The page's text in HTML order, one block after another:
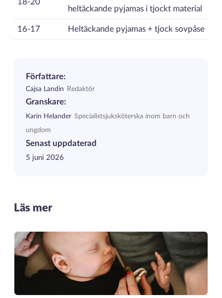
18-20
heltäckande pyjamas i tjockt material
16-17 Heltäckande pyjamas + tjock sovpåse
Författare:
Cajsa Landin Redaktör
Granskare:
Karin Helander Specialistsjuksköterska inom barn och
ungdom
Senast uppdaterad
5 juni 2026
Läs mer